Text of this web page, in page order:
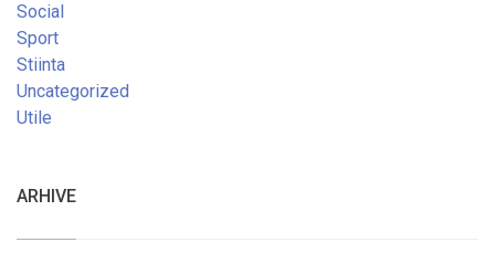
Social
Sport
Stiinta
Uncategorized
Utile
ARHIVE